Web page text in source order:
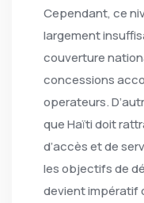
Cependant, ce
largement
couverture
concessions
operateurs.
que Haïti doit
d’accès et de
les objectifs de
devient impératif